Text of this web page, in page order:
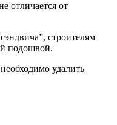
отличается от
строителям
подошвой.
удалить